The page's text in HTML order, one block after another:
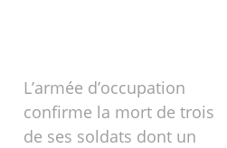
L’armée d’occupation
confirme la mort de trois
de ses soldats dont un